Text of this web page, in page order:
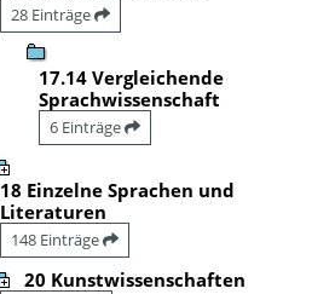
28 Einträge
17.14 Vergleichende
Sprachwissenschaft
6 Einträge
18 Einzelne Sprachen und
Literaturen
148 Einträge
20 Kunstwissenschaften